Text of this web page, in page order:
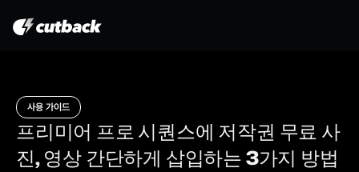
가격 안내
사용 가이드
블로그
프리미어 프로 시퀀스에 저작권 무료 사
진, 영상 간단하게 삽입하는 3가지 방법
사용 가이드